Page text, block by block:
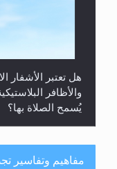
هل تعتبر الأشفار
والأظافر
يُسمح الصلاة بها؟
مفاهيم وتفاسير